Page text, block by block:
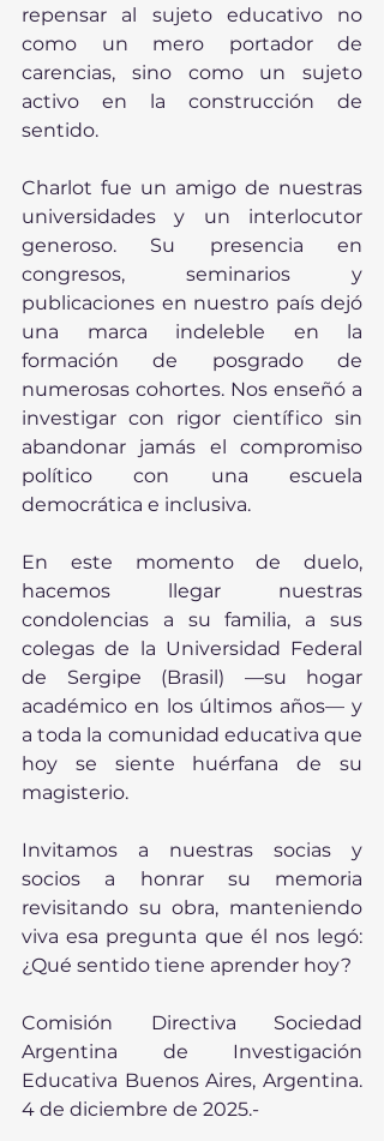
repensar al sujeto educativo no
como un mero portador de
carencias, sino como un sujeto
activo en la construcción de
sentido.
Charlot fue un amigo de nuestras
universidades y un interlocutor
generoso. Su presencia en
congresos, seminarios y
publicaciones en nuestro país dejó
una marca indeleble en la
formación de posgrado de
numerosas cohortes. Nos enseñó a
investigar con rigor científico sin
abandonar jamás el compromiso
político con una escuela
democrática e inclusiva.
En este momento de duelo,
hacemos llegar nuestras
condolencias a su familia, a sus
colegas de la Universidad Federal
de Sergipe (Brasil) —su hogar
académico en los últimos años— y
a toda la comunidad educativa que
hoy se siente huérfana de su
magisterio.
Invitamos a nuestras socias y
socios a honrar su memoria
revisitando su obra, manteniendo
viva esa pregunta que él nos legó:
¿Qué sentido tiene aprender hoy?
Comisión Directiva Sociedad
Argentina de Investigación
Educativa Buenos Aires, Argentina.
4 de diciembre de 2025.-